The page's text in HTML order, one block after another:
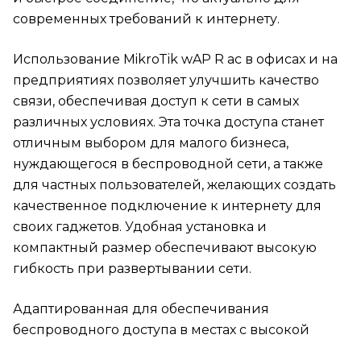
современных требований к интернету.
Использование MikroTik wAP R ac в офисах и на
предприятиях позволяет улучшить качество
связи, обеспечивая доступ к сети в самых
различных условиях. Эта точка доступа станет
отличным выбором для малого бизнеса,
нуждающегося в беспроводной сети, а также
для частных пользователей, желающих создать
качественное подключение к интернету для
своих гаджетов. Удобная установка и
компактный размер обеспечивают высокую
гибкость при развертывании сети.
Адаптированная для обеспечивания
беспроводного доступа в местах с высокой